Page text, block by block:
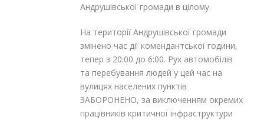
Андрушівської громади в цілому.
На території Андрушівської громади
змінено час дії комендантської години,
тепер з 20:00 до 6:00. Рух автомобілів
та перебування людей у цей час на
вулицях населених пунктів
ЗАБОРОНЕНО, за виключенням окремих
працівників критичної інфраструктури